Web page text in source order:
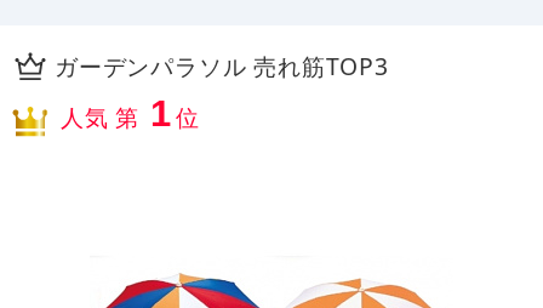
ガーデンパラソル 売れ筋TOP3
人気 第 1位